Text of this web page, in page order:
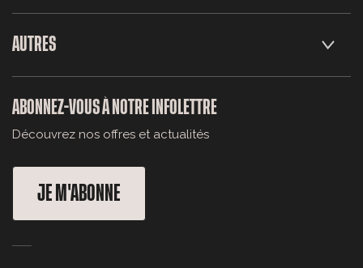
AUTRES
ABONNEZ-VOUS À NOTRE INFOLETTRE
Découvrez nos offres et actualités
JE M'ABONNE